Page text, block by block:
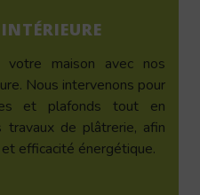
maison avec nos
Nous intervenons pour
et plafonds tout en
travaux de plâtrerie, afin
efficacité énergétique.